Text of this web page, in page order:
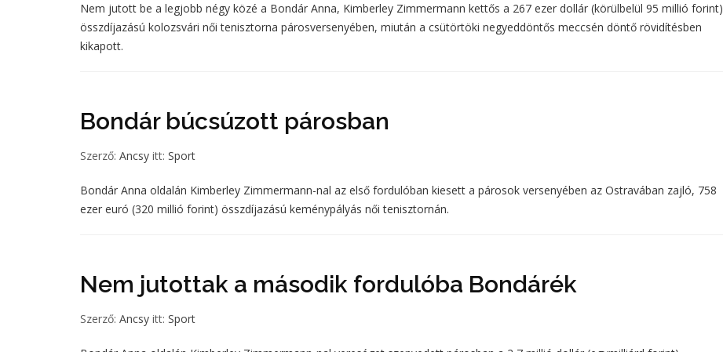
Nem jutott be a legjobb négy közé a Bondár Anna, Kimberley Zimmermann kettős a 267 ezer dollár (körülbelül 95 millió forint)
összdíjazású kolozsvári női tenisztorna párosversenyében, miután a csütörtöki negyeddöntős meccsén döntő rövidítésben
kikapott.
Bondár búcsúzott párosban
Szerző: Ancsy itt: Sport
Bondár Anna oldalán Kimberley Zimmermann-nal az első fordulóban kiesett a párosok versenyében az Ostravában zajló, 758
ezer euró (320 millió forint) összdíjazású keménypályás női tenisztornán.
Nem jutottak a második fordulóba Bondárék
Szerző: Ancsy itt: Sport